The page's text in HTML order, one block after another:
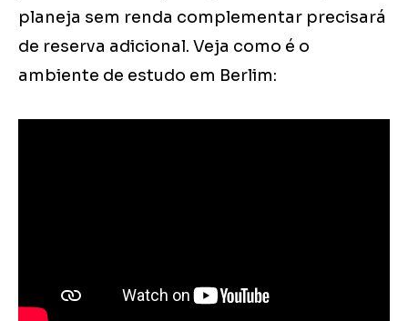
planeja sem renda complementar precisará
de reserva adicional. Veja como é o
ambiente de estudo em Berlim: